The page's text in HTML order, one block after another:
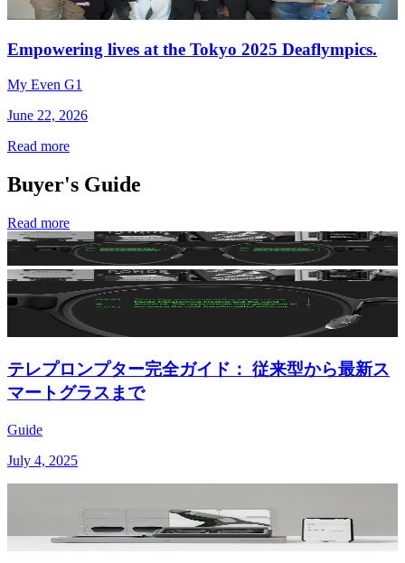
Empowering lives at the Tokyo 2025 Deaflympics.
My Even G1
June 22, 2026
Read more
Buyer's Guide
Read more
テレプロンプター完全ガイド： 従来型から最新ス
マートグラスまで
Guide
July 4, 2025